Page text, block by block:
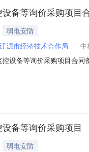
备等询价采购项目
弱电安防
辽源市经济技术合作局
中
设备等询价采购项目合
同签订日期2019年08月
备等询价采购项目
弱电安防